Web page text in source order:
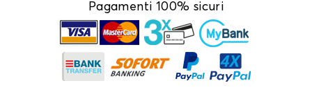
Pagamenti 100% sicuri